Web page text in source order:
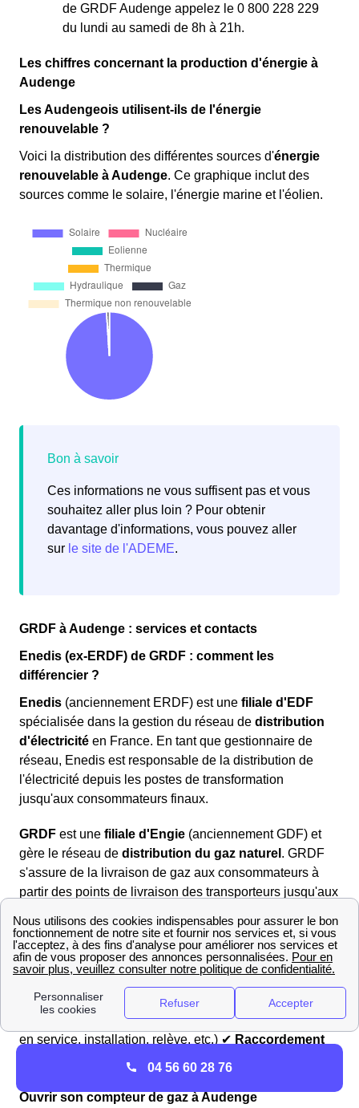
de GRDF Audenge appelez le 0 800 228 229
du lundi au samedi de 8h à 21h.
Les chiffres concernant la production d'énergie à
Audenge
Les Audengeois utilisent-ils de l'énergie
renouvelable ?
Voici la distribution des différentes sources d'énergie
renouvelable à Audenge. Ce graphique inclut des
sources comme le solaire, l'énergie marine et l'éolien.
Ces informations ne vous suffisent pas et vous
souhaitez aller plus loin ? Pour obtenir
davantage d'informations, vous pouvez aller
sur le site de l'ADEME.
GRDF à Audenge : services et contacts
Enedis (ex-ERDF) de GRDF : comment les
différencier ?
Enedis (anciennement ERDF) est une filiale d'EDF
spécialisée dans la gestion du réseau de distribution
d'électricité en France. En tant que gestionnaire de
réseau, Enedis est responsable de la distribution de
l'électricité depuis les postes de transformation
jusqu'aux consommateurs finaux.
GRDF est une filiale d'Engie (anciennement GDF) et
gère le réseau de distribution du gaz naturel . GRDF
s'assure de la livraison de gaz aux consommateurs à
partir des points de livraison des transporteurs jusqu'aux
Voici les principales tâches qu'ils accomplissentsur
leurs réseaux respectifs :
Distribution
de l'énergie (électricité pour Enedis, gaz
pour GRDF) ✔ Gestion descompteursd'énergie (mise
en service, installation, relève, etc.) ✔ Raccordement
Ouvrir son compteur de gaz à Audenge
04 56 60 28 76